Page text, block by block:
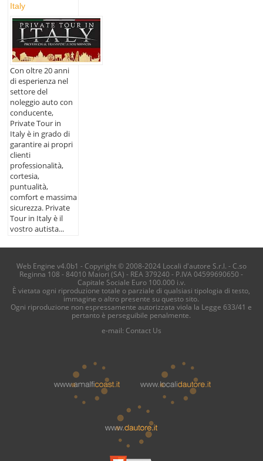
Italy
Con oltre 20 anni
di esperienza nel
settore del
noleggio auto con
conducente,
Private Tour in
Italy è in grado di
garantire ai propri
clienti
professionalità,
cortesia,
puntualità,
comfort e massima
sicurezza. Private
Tour in Italy è il
vostro autista...
Web Engine v4.0b1 - Copyright © 2008-2024 Locali d'autore S.r.l. - C.so
Reginna 108 - 84010 Maiori (SA) - REA 379240 - P.IVA 04599690650 -
Capitale Sociale Euro 100.000 i.v.
È vietata ogni riproduzione totale o parziale di qualsiasi tipologia di testo,
immagine o altro presente su questo sito.
Ogni riproduzione non espressamente autorizzata viola la Legge 633/41 e
pertanto è perseguibile penalmente.
e-mail: Contact Us